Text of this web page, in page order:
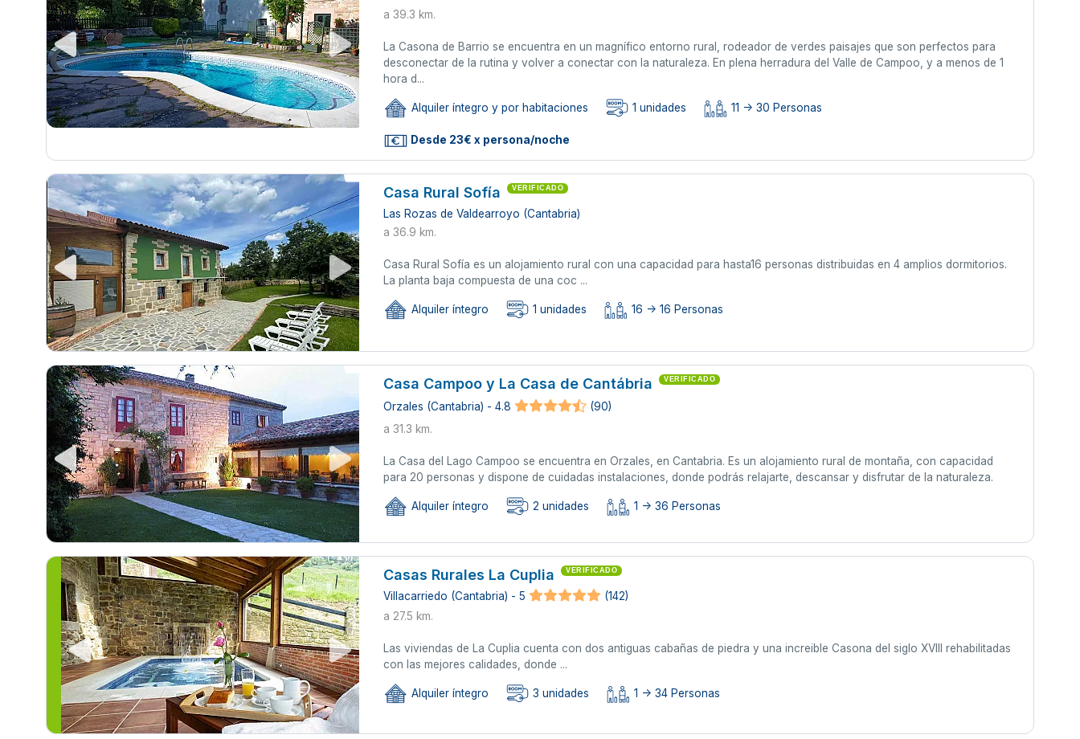
a 39.3 km.
La Casona de Barrio se encuentra en un magnífico entorno rural, rodeador de verdes paisajes que son perfectos para
desconectar de la rutina y volver a conectar con la naturaleza. En plena herradura del Valle de Campoo, y a menos de 1
hora d...
Alquiler íntegro y por habitaciones 1 unidades 11 -> 30 Personas
Desde 23€ x persona/noche
Casa Rural Sofía VERIFICADO
Las Rozas de Valdearroyo (Cantabria)
a 36.9 km.
Casa Rural Sofía es un alojamiento rural con una capacidad para hasta16 personas distribuidas en 4 amplios dormitorios.
La planta baja compuesta de una coc ...
Alquiler íntegro 1 unidades 16 -> 16 Personas
Casa Campoo y La Casa de Cantábria VERIFICADO
Orzales (Cantabria) - 4.8
(90)
a 31.3 km.
La Casa del Lago Campoo se encuentra en Orzales, en Cantabria. Es un alojamiento rural de montaña, con capacidad
para 20 personas y dispone de cuidadas instalaciones, donde podrás relajarte, descansar y disfrutar de la naturaleza.
Alquiler íntegro 2 unidades 1 -> 36 Personas
Casas Rurales La Cuplia VERIFICADO
Villacarriedo (Cantabria) - 5
(142)
a 27.5 km.
Las viviendas de La Cuplia cuenta con dos antiguas cabañas de piedra y una increible Casona del siglo XVIII rehabilitadas
con las mejores calidades, donde ...
Alquiler íntegro 3 unidades 1 -> 34 Personas